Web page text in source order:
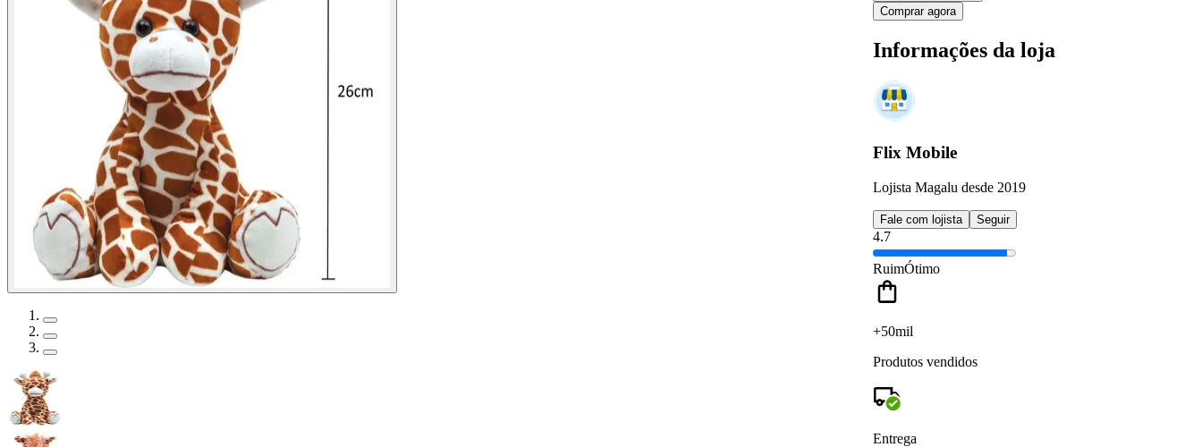
Comprar agora
Informações da loja
Flix Mobile
Lojista Magalu desde 2019
Fale com lojista Seguir
4.7
RuimÓtimo
+50mil
Produtos vendidos
Entrega